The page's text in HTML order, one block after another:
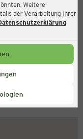
Weitere
der Verarbeitung Ihrer